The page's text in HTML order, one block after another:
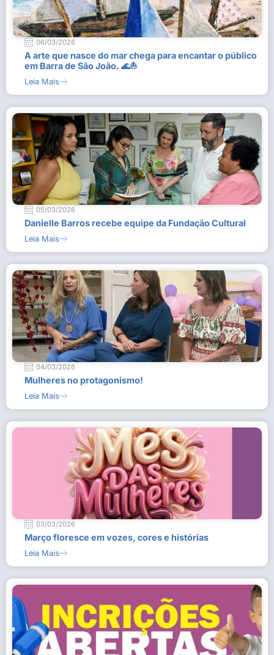
06/03/2026
A arte que nasce do mar chega para encantar o público
em Barra de São João. 🌊⛵
Leia Mais
05/03/2026
Danielle Barros recebe equipe da Fundação Cultural
Leia Mais
04/03/2026
Mulheres no protagonismo!
Leia Mais
03/03/2026
Março floresce em vozes, cores e histórias
Leia Mais